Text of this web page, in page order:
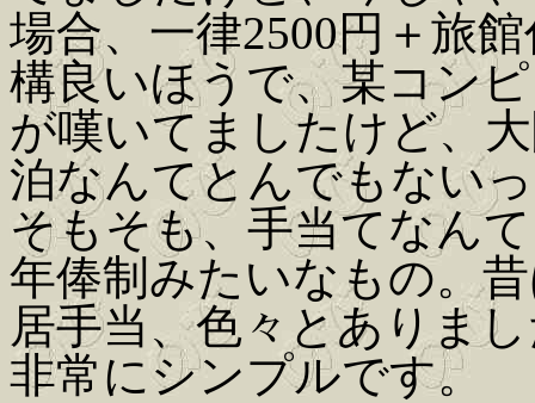
場合、一律2500円＋旅
構良いほうで、某コン
が嘆いてましたけど、
泊なんてとんでもない
そもそも、手当てなん
年俸制みたいなもの。
居手当、色々とありま
非常にシンプルです。